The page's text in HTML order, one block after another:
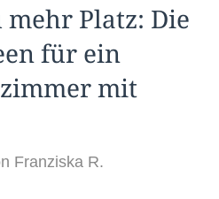
mehr Platz: Die
für ein
mit
Franziska R.